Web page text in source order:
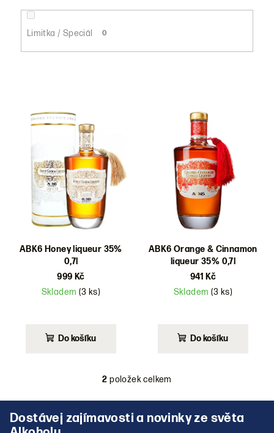
Limitka / Speciál 0
ABK6 Honey liqueur 35%
0,7l
999 Kč
Skladem (3 ks)
Do košíku
ABK6 Orange & Cinnamon
liqueur 35% 0,7l
941 Kč
Skladem (3 ks)
Do košíku
O
v
l
2 položek celkem